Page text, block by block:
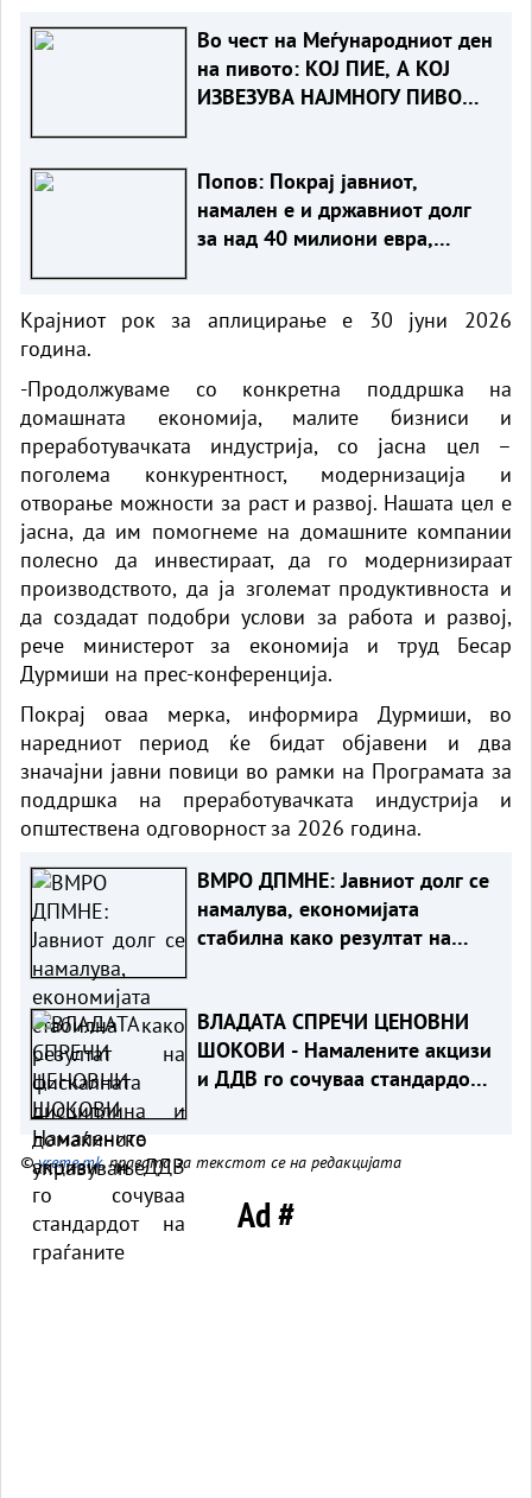
Во чест на Меѓународниот ден
на пивото: КОЈ ПИЕ, А КОЈ
ИЗВЕЗУВА НАЈМНОГУ ПИВО
Попов: Покрај јавниот,
намален е и државниот долг
за над 40 милиони евра,
Крајниот рок за аплицирање е 30 јуни 2026
година.
-Продолжуваме со конкретна поддршка на
домашната економија, малите бизниси и
преработувачката индустрија, со јасна цел –
поголема конкурентност, модернизација и
отворање можности за раст и развој. Нашата цел е
јасна, да им помогнеме на домашните компании
полесно да инвестираат, да го модернизираат
производството, да ја зголемат продуктивноста и
да создадат подобри услови за работа и развој,
рече министерот за економија и труд Бесар
Дурмиши на прес-конференција.
Покрај оваа мерка, информира Дурмиши, во
наредниот период ќе бидат објавени и два
значајни јавни повици во рамки на Програмата за
поддршка на преработувачката индустрија и
општествена одговорност за 2026 година.
ВМРО ДПМНЕ: Јавниот долг се
намалува, економијата
стабилна како резултат на
ВЛАДАТА СПРЕЧИ ЦЕНОВНИ
ШОКОВИ - Намалените акцизи
и ДДВ го сочуваа стандардот
©vreme.mk, правата за текстот се на редакцијата
Ad #